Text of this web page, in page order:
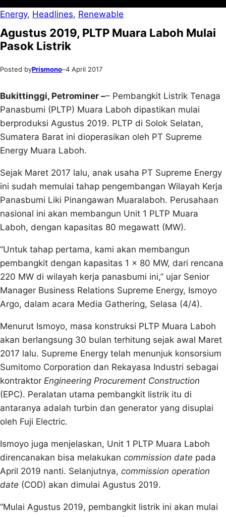
Energy, Headlines, Renewable
Agustus 2019, PLTP Muara Laboh Mulai
Pasok Listrik
Posted byPrismono–4 April 2017
Bukittinggi, Petrominer –– Pembangkit Listrik Tenaga
Panasbumi (PLTP) Muara Laboh dipastikan mulai
berproduksi Agustus 2019. PLTP di Solok Selatan,
Sumatera Barat ini dioperasikan oleh PT Supreme
Energy Muara Laboh.
Sejak Maret 2017 lalu, anak usaha PT Supreme Energy
ini sudah memulai tahap pengembangan Wilayah Kerja
Panasbumi Liki Pinangawan Muaralaboh. Perusahaan
nasional ini akan membangun Unit 1 PLTP Muara
Laboh, dengan kapasitas 80 megawatt (MW).
“Untuk tahap pertama, kami akan membangun
pembangkit dengan kapasitas 1 x 80 MW, dari rencana
220 MW di wilayah kerja panasbumi ini,” ujar Senior
Manager Business Relations Supreme Energy, Ismoyo
Argo, dalam acara Media Gathering, Selasa (4/4).
Menurut Ismoyo, masa konstruksi PLTP Muara Laboh
akan berlangsung 30 bulan terhitung sejak awal Maret
2017 lalu. Supreme Energy telah menunjuk konsorsium
Sumitomo Corporation dan Rekayasa Industri sebagai
kontraktor Engineering Procurement Construction
(EPC). Peralatan utama pembangkit listrik itu di
antaranya adalah turbin dan generator yang disuplai
oleh Fuji Electric.
Ismoyo juga menjelaskan, Unit 1 PLTP Muara Laboh
direncanakan bisa melakukan commission date pada
April 2019 nanti. Selanjutnya, commission operation
date (COD) akan dimulai Agustus 2019.
“Mulai Agustus 2019, pembangkit listrik ini akan mulai